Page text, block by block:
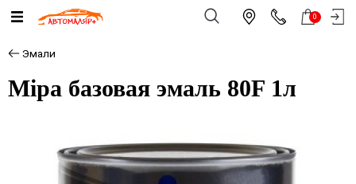
0
Эмали
Mipa базовая эмаль 80F 1л